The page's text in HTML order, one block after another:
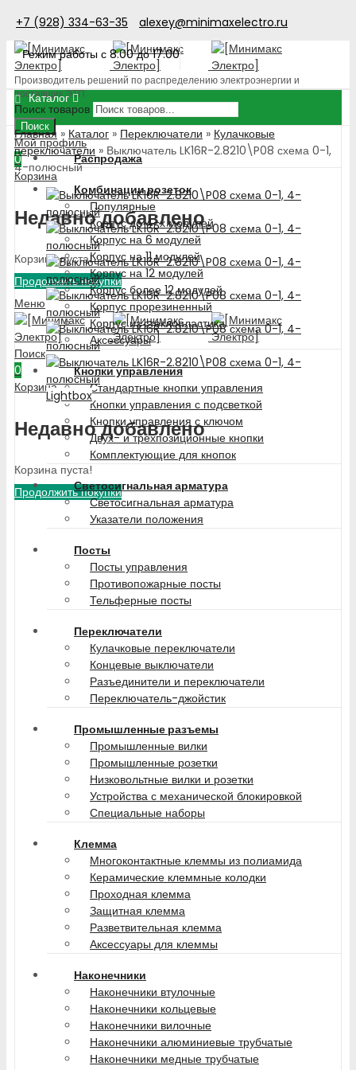
+7 (928) 334-63-35
alexey@minimaxelectro.ru
Режим работы с 8.00 до 17.00
Производитель решений по распределению электроэнергии и
поставщик ЭТП
Поиск товаров
Поиск
Мой профиль
0
Корзина
Недавно добавлено
Корзина пуста!
Продолжить покупки
Меню
Поиск
0
Корзина
Недавно добавлено
Корзина пуста!
Продолжить покупки
Каталог
Распродажа
Комбинации розеток
Популярные
Корпус до 4-х модулей
Корпус на 6 модулей
Корпус на 11 модулей
Корпус на 12 модулей
Корпус более 12 модулей
Корпус прорезиненный
Корпус из стеклопластика
Аксессуары
Кнопки управления
Стандартные кнопки управления
Кнопки управления с подсветкой
Кнопки управления с ключом
Двух- и трехпозиционные кнопки
Комплектующие для кнопок
Светосигнальная арматура
Светосигнальная арматура
Указатели положения
Посты
Посты управления
Противопожарные посты
Тельферные посты
Переключатели
Кулачковые переключатели
Концевые выключатели
Разъединители и переключатели
Переключатель-джойстик
Промышленные разъемы
Промышленные вилки
Промышленные розетки
Низковольтные вилки и розетки
Устройства с механической блокировкой
Специальные наборы
Клемма
Многоконтактные клеммы из полиамида
Керамические клеммные колодки
Проходная клемма
Защитная клемма
Разветвительная клемма
Аксессуары для клеммы
Наконечники
Наконечники втулочные
Наконечники кольцевые
Наконечники вилочные
Наконечники алюминиевые трубчатые
Наконечники медные трубчатые
Главная » Каталог » Переключатели » Кулачковые
переключатели » Выключатель LK16R-2.8210\P08 схема 0-1,
4-полюсный
Lightbox